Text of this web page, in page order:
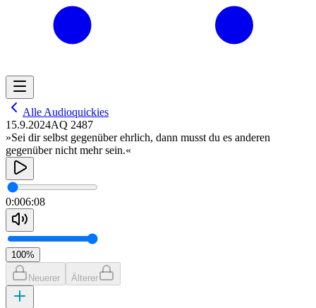
Alle Audioquickies
15.9.2024AQ 2487
»Sei dir selbst gegenüber ehrlich, dann musst du es anderen
gegenüber nicht mehr sein.«
0:006:08
100%
Neuerer Älterer